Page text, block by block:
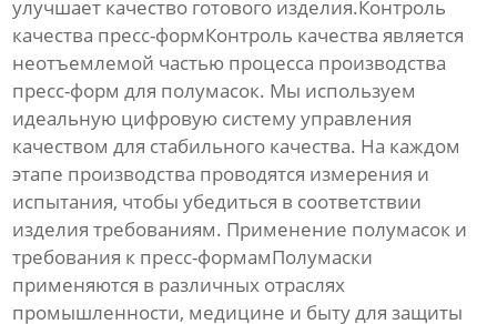
улучшает качество готового изделия.Контроль
качества пресс-формКонтроль качества является
неотъемлемой частью процесса производства
пресс-форм для полумасок. Мы используем
идеальную цифровую систему управления
качеством для стабильного качества. На каждом
этапе производства проводятся измерения и
испытания, чтобы убедиться в соответствии
изделия требованиям. Применение полумасок и
требования к пресс-формамПолумаски
применяются в различных отраслях
промышленности, медицине и быту для защиты